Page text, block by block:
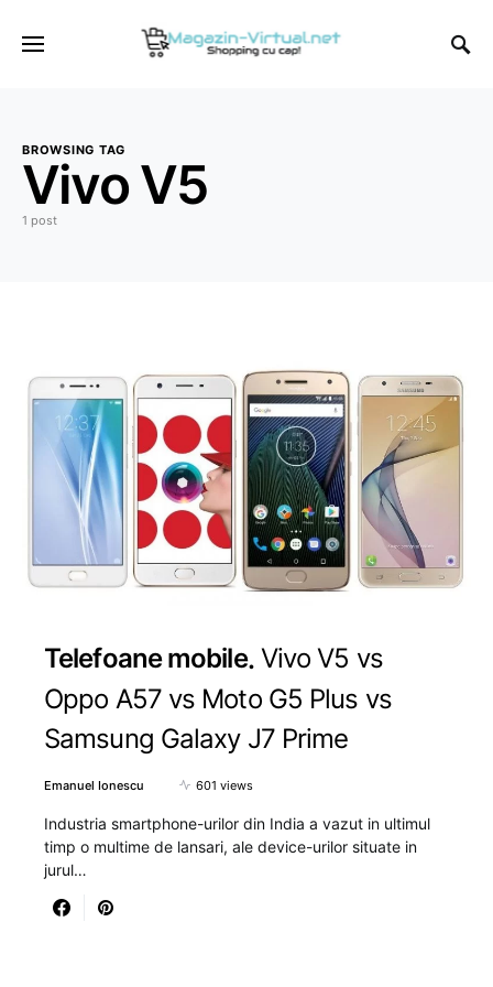
BROWSING TAG
Vivo V5
1 post
Telefoane mobile Vivo V5 vs
Oppo A57 vs Moto G5 Plus vs
Samsung Galaxy J7 Prime
Emanuel Ionescu 601 views
Industria smartphone-urilor din India a vazut in ultimul
timp o multime de lansari, ale device-urilor situate in
jurul…